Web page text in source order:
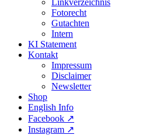
Fotorecht
Gutachten
Intern
KI Statement
Kontakt
Impressum
Disclaimer
Newsletter
Shop
English Info
Facebook ↗︎
Instagram ↗︎